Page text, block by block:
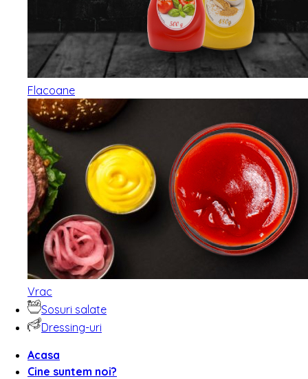
Flacoane
Vrac
Sosuri salate
Dressing-uri
Acasa
Cine suntem noi?